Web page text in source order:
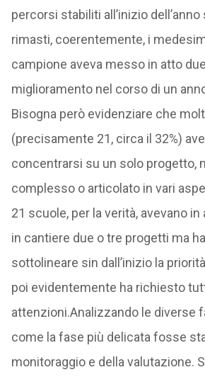
percorsi stabiliti all’inizio
rimasti, coerentemente, i
campione aveva messo in atto
miglioramento nel corso di un
Bisogna però evidenziare che
(precisamente 21, circa il 32%)
concentrarsi su un solo progetto,
complesso o articolato in vari
21 scuole, per la verità, avevano
in cantiere due o tre progetti ma
sottolineare sin dall’inizio la
poi evidentemente ha richiesto
attenzioni.Analizzando le diverse
come la fase più delicata fosse
monitoraggio e della valutazione.